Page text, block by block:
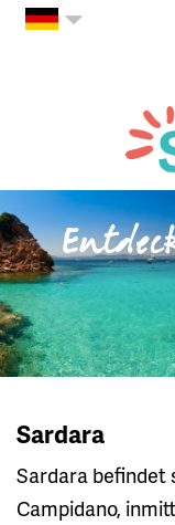
Sardara
Sardara befindet
Campidano,